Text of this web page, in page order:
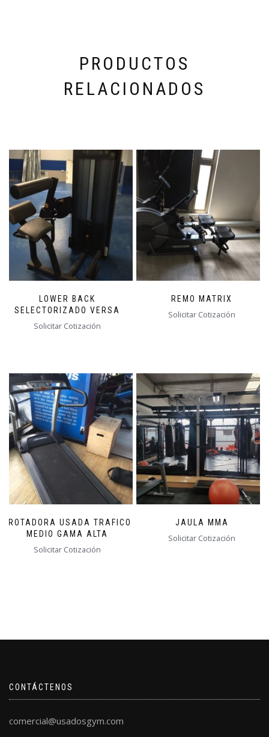
PRODUCTOS
RELACIONADOS
LOWER BACK
SELECTORIZADO VERSA
Solicitar Cotización
REMO MATRIX
Solicitar Cotización
TROTADORA USADA TRAFICO
MEDIO GAMA ALTA
Solicitar Cotización
JAULA MMA
Solicitar Cotización
CONTÁCTENOS
comercial@usadosgym.com